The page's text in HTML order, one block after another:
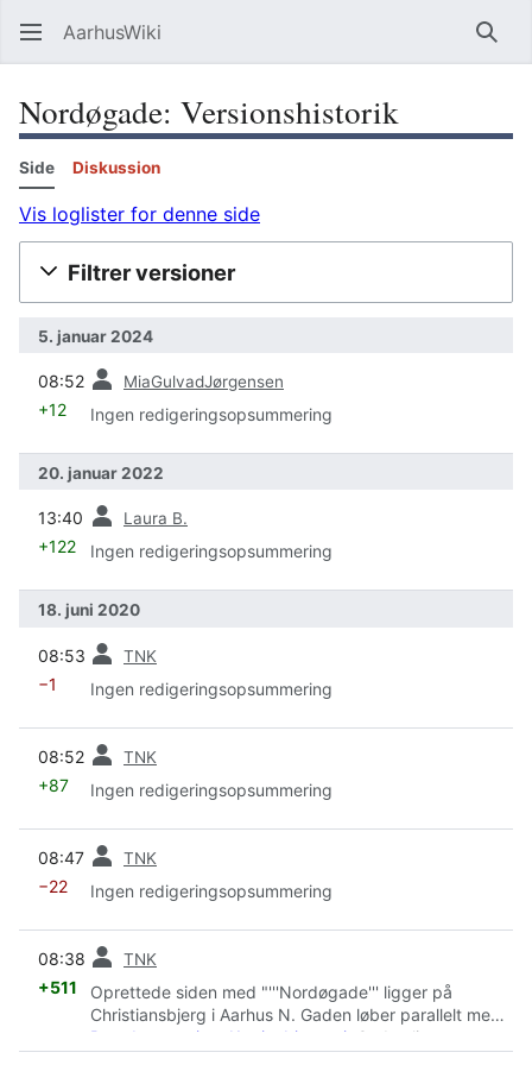
AarhusWiki Søg
Nordøgade: Versionshistorik
Side Diskussion
Vis loglister for denne side
Filtrer versioner
5. januar 2024
08:52 MiaGulvadJørgensen
+12 Ingen redigeringsopsummering
20. januar 2022
13:40 Laura B.
+122 Ingen redigeringsopsummering
18. juni 2020
08:53 TNK
−1 Ingen redigeringsopsummering
08:52 TNK
+87 Ingen redigeringsopsummering
08:47 TNK
−22 Ingen redigeringsopsummering
08:38 TNK
+511
Oprettede siden med "'''Nordøgade''' ligger på
Christiansbjerg i Aarhus N. Gaden løber parallelt med
Brendstrupvej
Katrinebjergvej